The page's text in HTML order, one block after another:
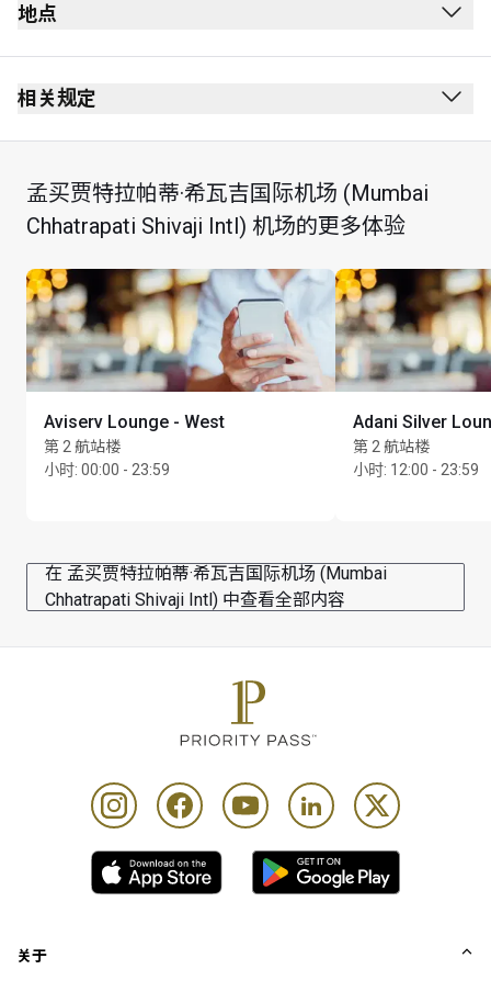
地点
出发
安全检查站后方
49-53 号登机口附近
相关规定
禁止吸烟（包括电子烟）
无着装要求
儿童不得进入
用以下任一项服务：30 分钟身体按摩，可选腿部按摩、
背部按摩或头肩部按摩（价值 INR 2,700）
每享受 1 次护理代表持卡人使用现有到访贵宾室礼遇 1
次，在适用的情况下，须据此向持卡人收费。例如，如
果持卡人登记了 1 位同行宾客，将在其账户中按 1 次持
卡人到访和 1 次同行宾客到访计费。每位持卡人每次到
访贵宾室时，只可使用及登记 1 张会员卡
要享受此优惠，持卡人必须在进行护理前出示有效会员
incurred
Meghavi Air Spa Lounge 的使用视供应情况而定
lounge visit entitlement. Customers who pay for lounge
of Use prior to accessing the offer
孟买贾特拉帕蒂·希瓦吉国际机场 (Mumbai
Chhatrapati Shivaji Intl) 机场的更多体验
Aviserv Lounge - West
第 2 航站楼
小时: 00:00 - 23:59
Adani Silver
第 2 航站楼
小时: 12:00 - 23:59
在 孟买贾特拉帕蒂·希瓦吉国际机场 (Mumbai
Chhatrapati Shivaji Intl) 中查看全部内容
关于